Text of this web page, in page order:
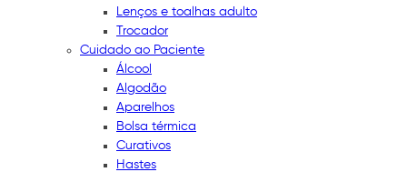
Lenços e toalhas adulto
Trocador
Cuidado ao Paciente
Álcool
Algodão
Aparelhos
Bolsa térmica
Curativos
Hastes